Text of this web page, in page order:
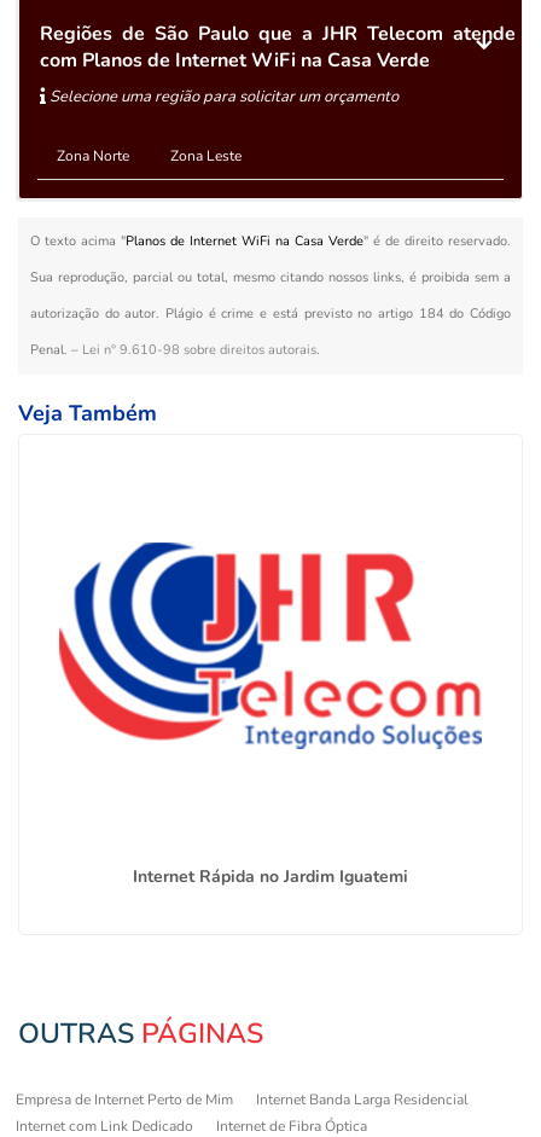
Regiões de São Paulo que a JHR Telecom atende
com Planos de Internet WiFi na Casa Verde
Selecione uma região para solicitar um orçamento
Zona Norte Zona Leste
O texto acima "Planos de Internet WiFi na Casa Verde" é de direito reservado.
Sua reprodução, parcial ou total, mesmo citando nossos links, é proibida sem a
autorização do autor. Plágio é crime e está previsto no artigo 184 do Código
Penal. – Lei n° 9.610-98 sobre direitos autorais.
Veja Também
Internet Rápida no Jardim Iguatemi
OUTRAS PÁGINAS
Empresa de Internet Perto de Mim
Internet Banda Larga Residencial
Internet com Link Dedicado
Internet de Fibra Óptica